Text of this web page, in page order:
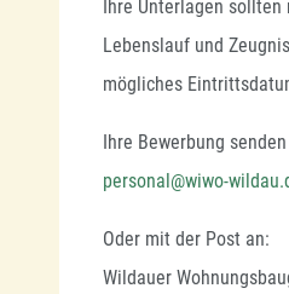
Ihre Unterlagen
Lebenslauf und
mögliches
Ihre Bewerbung
personal@wiwo-
Oder mit der Post an:
Wildauer